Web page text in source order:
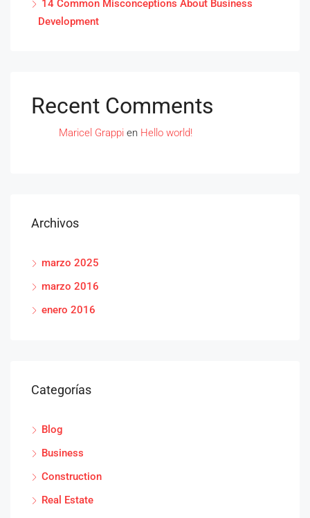
14 Common Misconceptions About Business
Development
Recent Comments
Maricel Grappi en Hello world!
Archivos
marzo 2025
marzo 2016
enero 2016
Categorías
Blog
Business
Construction
Real Estate